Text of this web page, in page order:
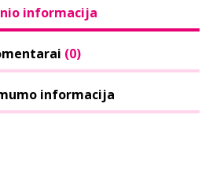
informacija
(0)
informacija